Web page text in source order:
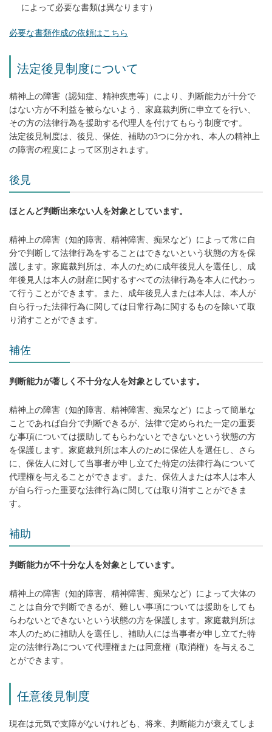
によって必要な書類は異なります）
必要な書類作成の依頼はこちら
法定後見制度について
精神上の障害（認知症、精神疾患等）により、判断能力が十分で
はない方が不利益を被らないよう、家庭裁判所に申立てを行い、
その方の法律行為を援助する代理人を付けてもらう制度です。
法定後見制度は、後見、保佐、補助の3つに分かれ、本人の精神上
の障害の程度によって区別されます。
後見
ほとんど判断出来ない人を対象としています。
精神上の障害（知的障害、精神障害、痴呆など）によって常に自
分で判断して法律行為をすることはできないという状態の方を保
護します。家庭裁判所は、本人のために成年後見人を選任し、成
年後見人は本人の財産に関するすべての法律行為を本人に代わっ
て行うことができます。また、成年後見人または本人は、本人が
自ら行った法律行為に関しては日常行為に関するものを除いて取
り消すことができます。
補佐
判断能力が著しく不十分な人を対象としています。
精神上の障害（知的障害、精神障害、痴呆など）によって簡単な
ことであれば自分で判断できるが、法律で定められた一定の重要
な事項については援助してもらわないとできないという状態の方
を保護します。家庭裁判所は本人のために保佐人を選任し、さら
に、保佐人に対して当事者が申し立てた特定の法律行為について
代理権を与えることができます。また、保佐人または本人は本人
が自ら行った重要な法律行為に関しては取り消すことができま
す。
補助
判断能力が不十分な人を対象としています。
精神上の障害（知的障害、精神障害、痴呆など）によって大体の
ことは自分で判断できるが、難しい事項については援助をしても
らわないとできないという状態の方を保護します。家庭裁判所は
本人のために補助人を選任し、補助人には当事者が申し立てた特
定の法律行為について代理権または同意権（取消権）を与えるこ
とができます。
任意後見制度
現在は元気で支障がないけれども、将来、判断能力が衰えてしま